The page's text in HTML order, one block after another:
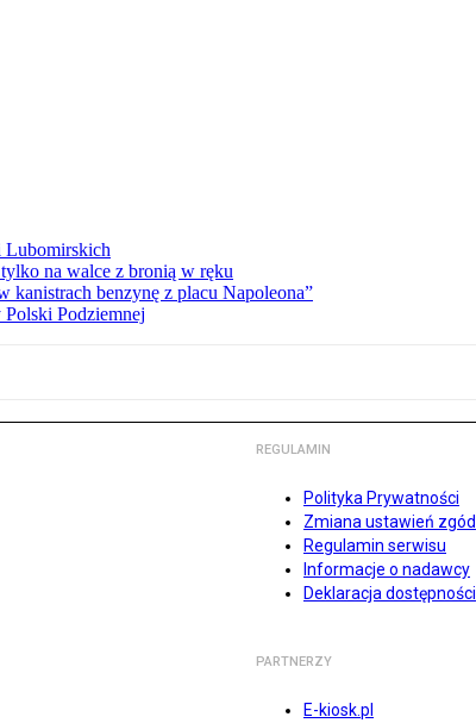
Lubomirskich
na walce z bronią w ręku
kanistrach benzynę z placu Napoleona”
Podziemnej
REGULAMIN
Polityka Prywatności
Zmiana ustawień zgód
Regulamin serwisu
Informacje o nadawcy
Deklaracja dostępności
PARTNERZY
E-kiosk.pl